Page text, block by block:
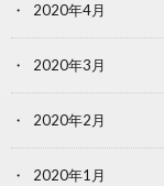
2020年4月
2020年3月
2020年2月
2020年1月